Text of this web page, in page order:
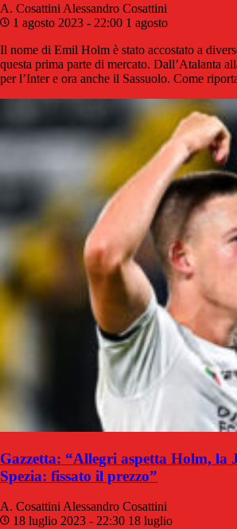
A. Cosattini Alessandro Cosattini
1 agosto 2023 - 22:00 1 agosto
Il nome di Emil Holm è stato accostato a
questa prima parte di mercato. Dall’Atalanta
per l’Inter e ora anche il Sassuolo. Come
Gazzetta: “Allegri aspetta Holm, la
Spezia: fissato il prezzo”
A. Cosattini Alessandro Cosattini
18 luglio 2023 - 22:30 18 luglio